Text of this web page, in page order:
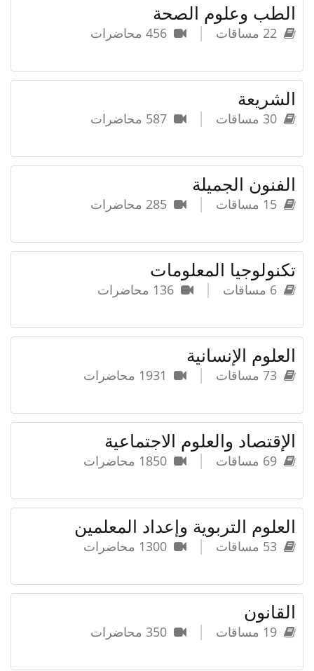
الطب وعلوم الصحة
|
الشريعة
|
الفنون الجميلة
|
تكنولوجيا المعلومات
|
العلوم الإنسانية
|
الإقتصاد والعلوم الاجتماعية
|
العلوم التربوية وإعداد المعلمين
|
القانون
|